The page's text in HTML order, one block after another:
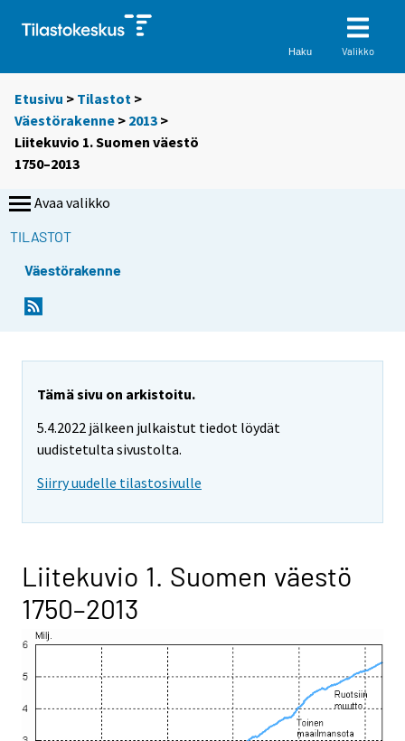
Haku Valikko
Etusivu > Tilastot >
Väestörakenne > 2013 >
Liitekuvio 1. Suomen väestö
1750–2013
Avaa valikko
TILASTOT
Väestörakenne
Tämä sivu on arkistoitu.
5.4.2022 jälkeen julkaistut tiedot löydät
uudistetulta sivustolta.
Siirry uudelle tilastosivulle
Liitekuvio 1. Suomen väestö
1750–2013